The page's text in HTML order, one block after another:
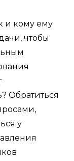
и кому ему
чтобы
Обратиться
у